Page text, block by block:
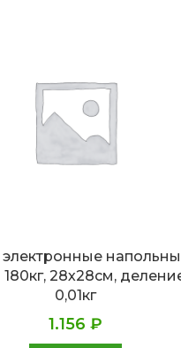
электронные
180кг, 28х28см,
0,01кг
1.156 ₽